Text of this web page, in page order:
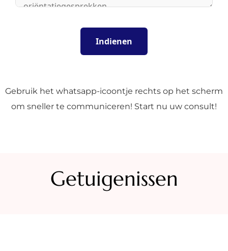
Gebruik het whatsapp-icoontje rechts op het scherm
om sneller te communiceren! Start nu uw consult!
Getuigenissen